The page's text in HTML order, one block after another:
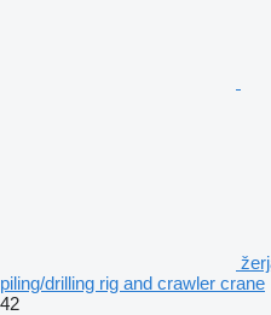
piling/drilling rig and crawler crane
42